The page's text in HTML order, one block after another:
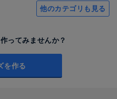
他のカテゴリも見る
ってみませんか？
を作る